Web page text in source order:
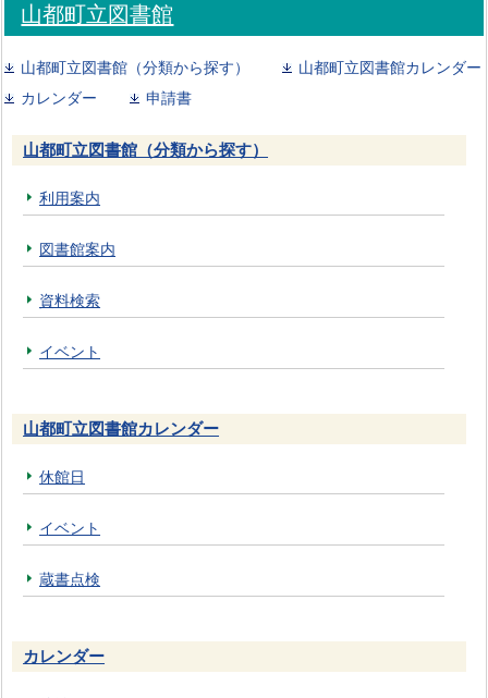
山都町立図書館
山都町立図書館（分類から探す）
山都町立図書館カレンダー
カレンダー
申請書
山都町立図書館（分類から探す）
利用案内
図書館案内
資料検索
イベント
山都町立図書館カレンダー
休館日
イベント
蔵書点検
カレンダー